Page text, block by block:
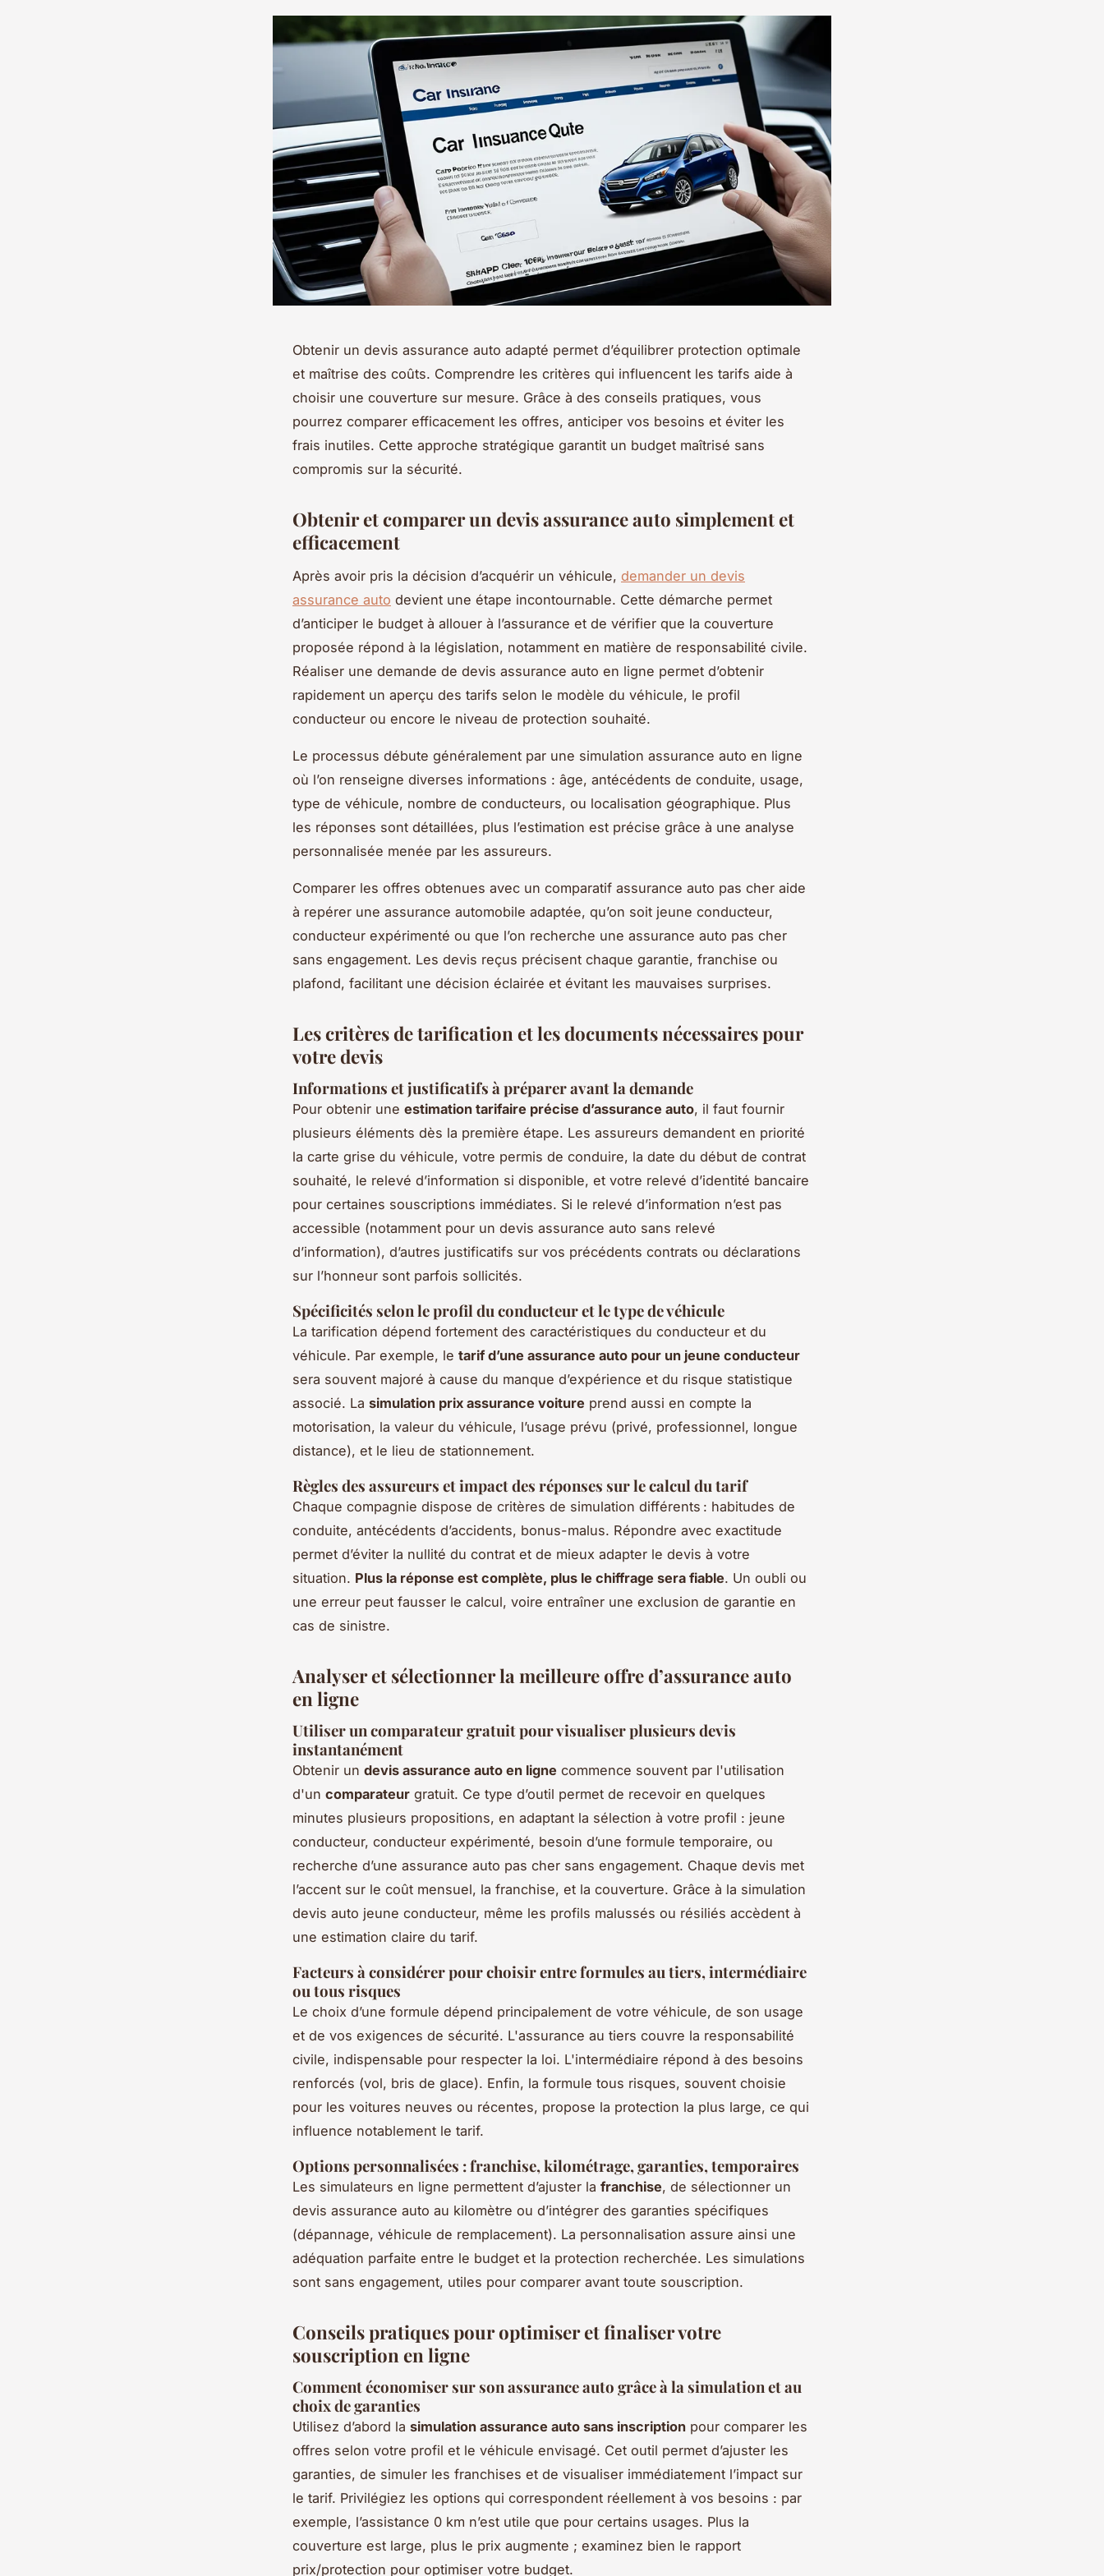
Obtenir un devis assurance auto adapté permet d’équilibrer protection optimale
et maîtrise des coûts. Comprendre les critères qui influencent les tarifs aide à
choisir une couverture sur mesure. Grâce à des conseils pratiques, vous
pourrez comparer efficacement les offres, anticiper vos besoins et éviter les
frais inutiles. Cette approche stratégique garantit un budget maîtrisé sans
compromis sur la sécurité.
Obtenir et comparer un devis assurance auto simplement et
efficacement
Après avoir pris la décision d’acquérir un véhicule, demander un devis
assurance auto devient une étape incontournable. Cette démarche permet
d’anticiper le budget à allouer à l’assurance et de vérifier que la couverture
proposée répond à la législation, notamment en matière de responsabilité civile.
Réaliser une demande de devis assurance auto en ligne permet d’obtenir
rapidement un aperçu des tarifs selon le modèle du véhicule, le profil
conducteur ou encore le niveau de protection souhaité.
Le processus débute généralement par une simulation assurance auto en ligne
où l’on renseigne diverses informations : âge, antécédents de conduite, usage,
type de véhicule, nombre de conducteurs, ou localisation géographique. Plus
les réponses sont détaillées, plus l’estimation est précise grâce à une analyse
personnalisée menée par les assureurs.
Comparer les offres obtenues avec un comparatif assurance auto pas cher aide
à repérer une assurance automobile adaptée, qu’on soit jeune conducteur,
conducteur expérimenté ou que l’on recherche une assurance auto pas cher
sans engagement. Les devis reçus précisent chaque garantie, franchise ou
plafond, facilitant une décision éclairée et évitant les mauvaises surprises.
Les critères de tarification et les documents nécessaires pour
votre devis
Informations et justificatifs à préparer avant la demande
Pour obtenir une estimation tarifaire précise d’assurance auto, il faut fournir
plusieurs éléments dès la première étape. Les assureurs demandent en priorité
la carte grise du véhicule, votre permis de conduire, la date du début de contrat
souhaité, le relevé d’information si disponible, et votre relevé d’identité bancaire
pour certaines souscriptions immédiates. Si le relevé d’information n’est pas
accessible (notamment pour un devis assurance auto sans relevé
d’information), d’autres justificatifs sur vos précédents contrats ou déclarations
sur l’honneur sont parfois sollicités.
Spécificités selon le profil du conducteur et le type de véhicule
La tarification dépend fortement des caractéristiques du conducteur et du
véhicule. Par exemple, le tarif d’une assurance auto pour un jeune conducteur
sera souvent majoré à cause du manque d’expérience et du risque statistique
associé. La simulation prix assurance voiture prend aussi en compte la
motorisation, la valeur du véhicule, l’usage prévu (privé, professionnel, longue
distance), et le lieu de stationnement.
Règles des assureurs et impact des réponses sur le calcul du tarif
Chaque compagnie dispose de critères de simulation différents : habitudes de
conduite, antécédents d’accidents, bonus-malus. Répondre avec exactitude
permet d’éviter la nullité du contrat et de mieux adapter le devis à votre
situation. Plus la réponse est complète, plus le chiffrage sera fiable. Un oubli ou
une erreur peut fausser le calcul, voire entraîner une exclusion de garantie en
cas de sinistre.
Analyser et sélectionner la meilleure offre d’assurance auto
en ligne
Utiliser un comparateur gratuit pour visualiser plusieurs devis
instantanément
Obtenir un devis assurance auto en ligne commence souvent par l'utilisation
d'un comparateur gratuit. Ce type d’outil permet de recevoir en quelques
minutes plusieurs propositions, en adaptant la sélection à votre profil : jeune
conducteur, conducteur expérimenté, besoin d’une formule temporaire, ou
recherche d’une assurance auto pas cher sans engagement. Chaque devis met
l’accent sur le coût mensuel, la franchise, et la couverture. Grâce à la simulation
devis auto jeune conducteur, même les profils malussés ou résiliés accèdent à
une estimation claire du tarif.
Facteurs à considérer pour choisir entre formules au tiers, intermédiaire
ou tous risques
Le choix d’une formule dépend principalement de votre véhicule, de son usage
et de vos exigences de sécurité. L'assurance au tiers couvre la responsabilité
civile, indispensable pour respecter la loi. L'intermédiaire répond à des besoins
renforcés (vol, bris de glace). Enfin, la formule tous risques, souvent choisie
pour les voitures neuves ou récentes, propose la protection la plus large, ce qui
influence notablement le tarif.
Options personnalisées : franchise, kilométrage, garanties, temporaires
Les simulateurs en ligne permettent d’ajuster la franchise, de sélectionner un
devis assurance auto au kilomètre ou d’intégrer des garanties spécifiques
(dépannage, véhicule de remplacement). La personnalisation assure ainsi une
adéquation parfaite entre le budget et la protection recherchée. Les simulations
sont sans engagement, utiles pour comparer avant toute souscription.
Conseils pratiques pour optimiser et finaliser votre
souscription en ligne
Comment économiser sur son assurance auto grâce à la simulation et au
choix de garanties
Utilisez d’abord la simulation assurance auto sans inscription pour comparer les
offres selon votre profil et le véhicule envisagé. Cet outil permet d’ajuster les
garanties, de simuler les franchises et de visualiser immédiatement l’impact sur
le tarif. Privilégiez les options qui correspondent réellement à vos besoins : par
exemple, l’assistance 0 km n’est utile que pour certains usages. Plus la
couverture est large, plus le prix augmente ; examinez bien le rapport
prix/protection pour optimiser votre budget.